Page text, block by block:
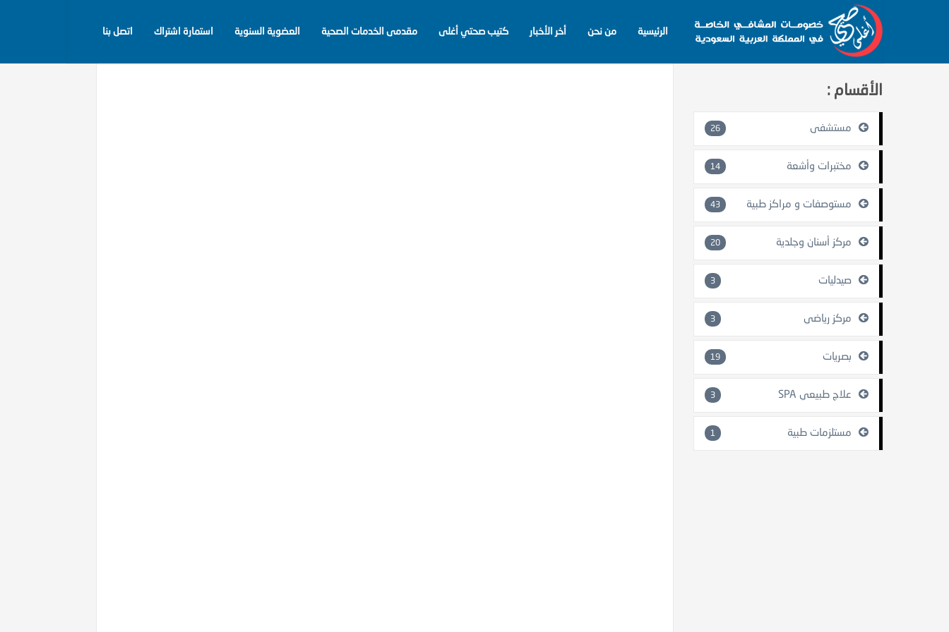
الرئيسية من نحن أخر الأخبار كتيب صحتي أغلى مقدمى الخدمات الصحية العضوية السنوية استمارة اشتراك اتصل بنا
الأقسام :
مستشفى 26
مختبرات وأشعة 14
مستوصفات و مراكز طبية 43
مركز أسنان وجلدية 20
صيدليات 3
مركز رياضي 3
بصريات 19
علاج طبيعي SPA 3
مستلزمات طبية 1